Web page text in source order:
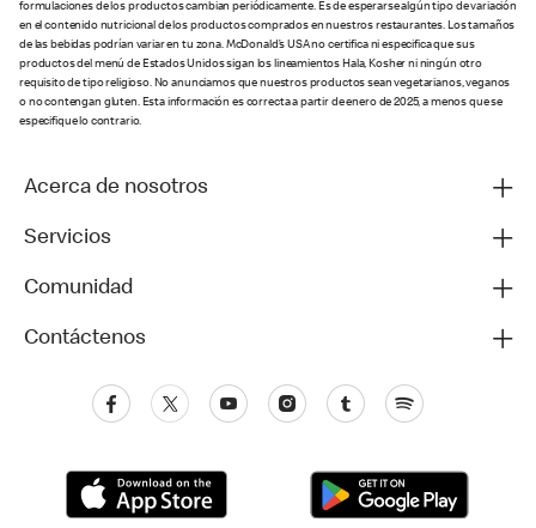
formulaciones de los productos cambian periódicamente. Es de esperarse algún tipo de variación
en el contenido nutricional de los productos comprados en nuestros restaurantes. Los tamaños
de las bebidas podrían variar en tu zona. McDonald’s USA no certifica ni especifica que sus
productos del menú de Estados Unidos sigan los lineamientos Hala, Kosher ni ningún otro
requisito de tipo religioso. No anunciamos que nuestros productos sean vegetarianos, veganos
o no contengan gluten. Esta información es correcta a partir de enero de 2025, a menos que se
especifique lo contrario.
Acerca de nosotros
Servicios
Comunidad
Contáctenos